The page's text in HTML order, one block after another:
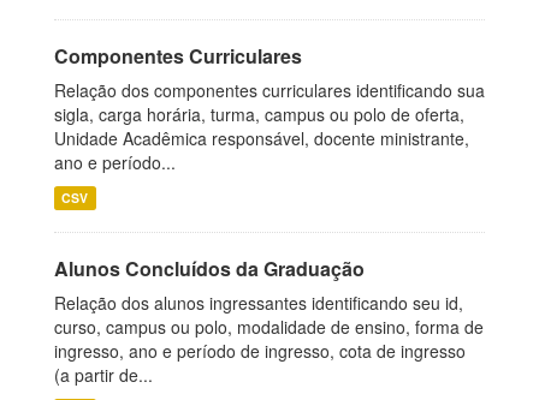
Componentes Curriculares
Relação dos componentes curriculares identificando sua
sigla, carga horária, turma, campus ou polo de oferta,
Unidade Acadêmica responsável, docente ministrante,
ano e período...
CSV
Alunos Concluídos da Graduação
Relação dos alunos ingressantes identificando seu id,
curso, campus ou polo, modalidade de ensino, forma de
ingresso, ano e período de ingresso, cota de ingresso
(a partir de...